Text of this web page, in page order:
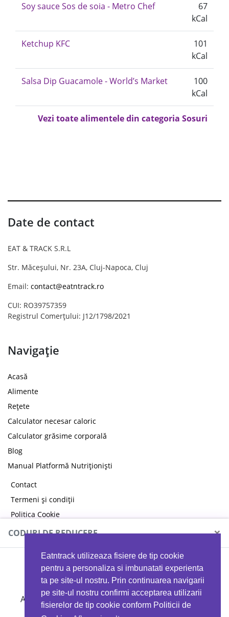
Eatntrack utilizeaza fisiere de tip cookie
pentru a personaliza si imbunatati experienta
ta pe site-ul nostru. Prin continuarea navigarii
pe site-ul nostru confirmi acceptarea utilizarii
fisierelor de tip cookie conform Politicii de
Soy sauce Sos de soia - Metro Chef
67
kCal
Ketchup KFC
101
kCal
Salsa Dip Guacamole - World’s Market
100
kCal
Vezi toate alimentele din categoria Sosuri
Date de contact
EAT & TRACK S.R.L
Str. Măceșului, Nr. 23A, Cluj-Napoca, Cluj
Email: contact@eatntrack.ro
CUI: RO39757359
Registrul Comerțului: J12/1798/2021
Navigație
Acasă
Alimente
Rețete
Calculator necesar caloric
Calculator grăsime corporală
Blog
Manual Platformă Nutriționiști
Contact
Termeni și condiții
Politica Cookie
Politica de confidențialitate
CODURI DE REDUCERE ×
MYPROTEIN
Ai 40%reducere la orice comandă folosind codul
EATTRACK